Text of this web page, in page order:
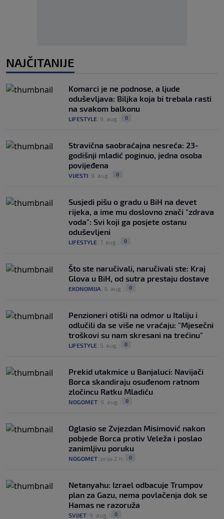
NAJČITANIJE
Komarci je ne podnose, a ljude
oduševljava: Biljka koja bi trebala rasti
na svakom balkonu
LIFESTYLE 9. aug. 0
Stravična saobraćajna nesreća: 23-
godišnji mladić poginuo, jedna osoba
povijeđena
VIJESTI 9. aug. 0
Susjedi pišu o gradu u BiH na devet
rijeka, a ime mu doslovno znači "zdrava
voda": Svi koji ga posjete ostanu
oduševljeni
LIFESTYLE 7. aug. 0
Što ste naručivali, naručivali ste: Kraj
Glova u BiH, od sutra prestaju dostave
EKONOMIJA 9. aug. 0
Penzioneri otišli na odmor u Italiju i
odlučili da se više ne vraćaju: "Mjesečni
troškovi su nam skresani na trećinu"
LIFESTYLE 5. aug. 0
Prekid utakmice u Banjaluci: Navijači
Borca skandiraju osuđenom ratnom
zločincu Ratku Mladiću
NOGOMET 9. aug. 0
Oglasio se Zvjezdan Misimović nakon
pobjede Borca protiv Veleža i poslao
zanimljivu poruku
NOGOMET prije 2 h 0
Netanyahu: Izrael odbacuje Trumpov
plan za Gazu, nema povlačenja dok se
Hamas ne razoruža
SVIJET 9. aug. 0